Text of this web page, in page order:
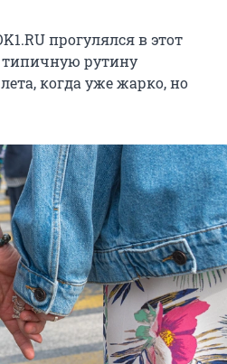
прогулялся в этот
типичную рутину
когда уже жарко, но